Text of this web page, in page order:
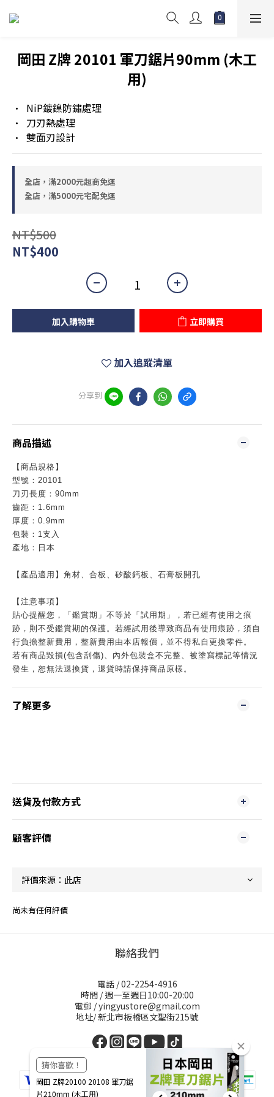
岡田 Z牌 20101 軍刀鋸片90mm (木工
用)
•  NiP鍍鎳防鏽處理
•  刀刃熱處理
•  雙面刃設計
全店，滿2000元超商免運
全店，滿5000元宅配免運
NT$500
NT$400
加入購物車 立即購買
加入追蹤清單
分享到
商品描述
【商品規格】
型號：20101
刀刃長度：90mm
齒距：1.6mm
厚度：0.9mm
包裝：1支入
產地：日本
【產品適用】角材、合板、矽酸鈣板、石膏板開孔
【注意事項】
貼心提醒您，「鑑賞期」不等於「試用期」，若已經有使用之痕
跡，則不受鑑賞期的保護。若經試用後導致商品有使用痕跡，須自
行負擔整新費用，整新費用由本店報價，並不得私自更換零件。
若有商品毀損(包含刮傷)、內外包裝盒不完整、被塗寫標記等情況
發生，恕無法退換貨，退貨時請保持商品原樣。
了解更多
送貨及付款方式
顧客評價
尚未有任何評價
聯絡我們
電話 / 02-2254-4916
時間 / 週一至週日10:00-20:00
電郵 / yingyustore@gmail.com
地址/ 新北市板橋區文聖街215號